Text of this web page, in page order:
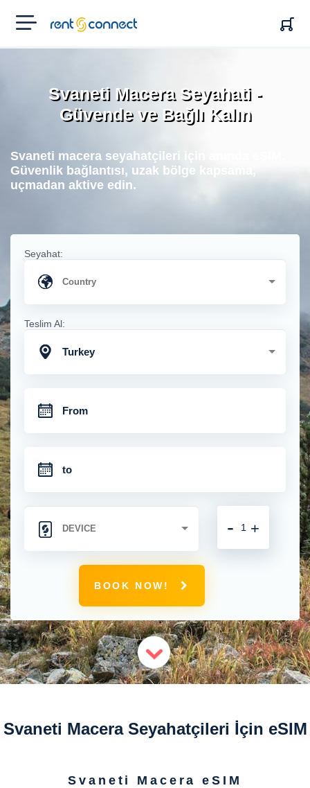
RENT'N
CONNECT
Svaneti Macera Seyahati -
Güvende ve Bağlı Kalın
Svaneti macera seyahatçileri için anında eSIM.
Güvenlik bağlantısı, uzak bölge kapsama,
uçmadan aktive edin.
Seyahat:
Teslim Al:
Turkey
+
-
BOOK NOW!
Svaneti Macera Seyahatçileri İçin eSIM
Svaneti Macera eSIM